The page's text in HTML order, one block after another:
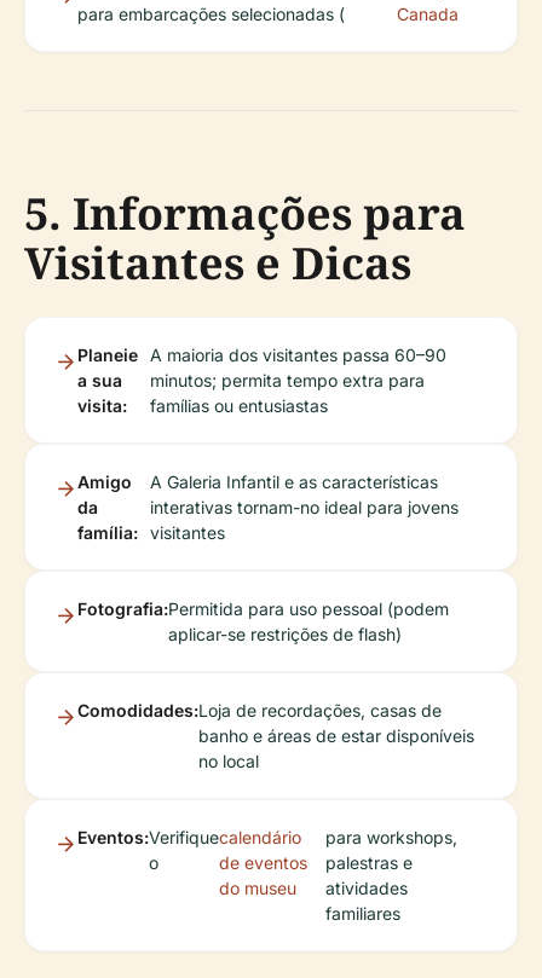
para embarcações selecionadas (
Canada
5. Informações para
Visitantes e Dicas
Planeie
a sua
visita:
A maioria dos visitantes passa 60–90
minutos; permita tempo extra para
famílias ou entusiastas
Amigo
da
família:
A Galeria Infantil e as características
interativas tornam-no ideal para jovens
visitantes
Fotografia:Permitida para uso pessoal (podem
aplicar-se restrições de flash)
Comodidades:Loja de recordações, casas de
banho e áreas de estar disponíveis
no local
Eventos:Verifique
o
calendário
de eventos
do museu
para workshops,
palestras e
atividades
familiares